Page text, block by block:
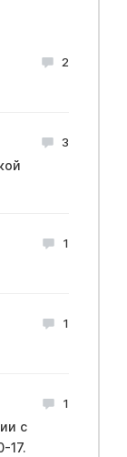
2
3
1
1
1
с
17.